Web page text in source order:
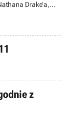
Drake’a,
to ostatnia
multiplayer do
z